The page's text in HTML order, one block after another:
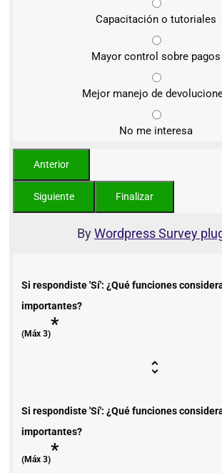
Capacitación o tutoriales
Mayor control sobre pagos
Mejor manejo de
No me interesa
ByWordpress Survey
Si respondiste 'Sí': ¿Qué funciones
importantes?
(Máx 3)*
Si respondiste 'Sí': ¿Qué funciones
importantes?
(Máx 3)*